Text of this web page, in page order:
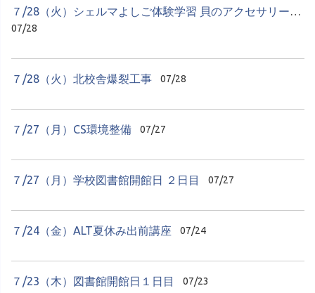
７/28（火）シェルマよしご体験学習 貝のアクセサリーづくり
07/28
７/28（火）北校舎爆裂工事 07/28
７/27（月）CS環境整備 07/27
７/27（月）学校図書館開館日 ２日目 07/27
７/24（金）ALT夏休み出前講座 07/24
７/23（木）図書館開館日１日目 07/23